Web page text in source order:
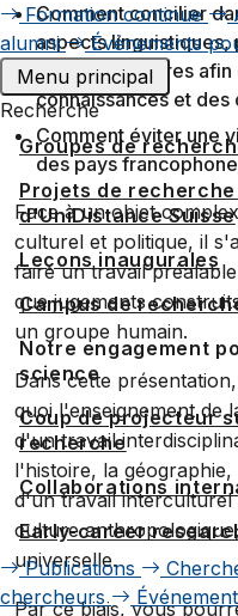
Formation continue
alumni
Événements
Menu principal
Recherche
Groupes de
Projets de recherche
d'UniDistance Suisse
Leçons inaugurales
Campus de
Notre engagement
science
Coup de projecteur
recherche
Collaborations
Early-career
Publications
chercheurs
Comment concilier
aspects
plusieurs cultures
connaissances et
Comment éviter une
des pays
Face à un objet
culturel et politique, il
faire un travail
que jugements
un groupe humain.
Dans cette
quoi l'enseignement de
d'un travail
l'histoire, la
d'un travail
culture
universelle.
Par ce biais, vous